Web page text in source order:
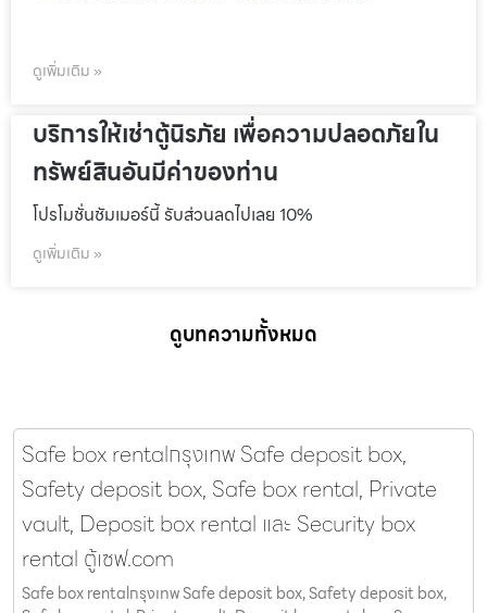
ดูเพิ่มเติม »
บริการให้เช่าตู้นิรภัย เพื่อความปลอดภัยใน
ทรัพย์สินอันมีค่าของท่าน
โปรโมชั่นชัมเมอร์นี้ รับส่วนลดไปเลย 10%
ดูเพิ่มเติม »
ดูบทความทั้งหมด
Safe box rentalกรุงเทพ Safe deposit box,
Safety deposit box, Safe box rental, Private
vault, Deposit box rental และ Security box
rental ตู้เซฟ.com
Safe box rentalกรุงเทพ Safe deposit box, Safety deposit box,